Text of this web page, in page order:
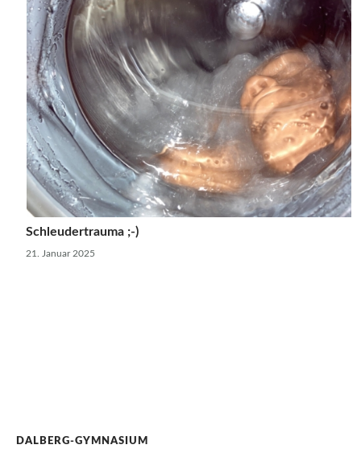
Schleudertrauma ;-)
21. Januar 2025
DALBERG-GYMNASIUM